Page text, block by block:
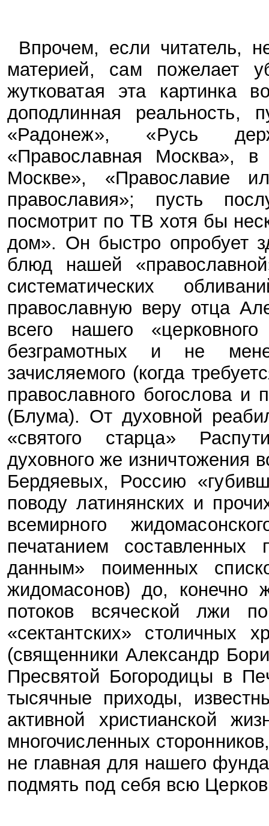
Впрочем, если читатель,
материей, сам пожелает
жутковатая эта картинка
доподлинная реальность,
«Радонеж», «Русь
«Православная Москва»,
Москве», «Православие
православия»; пусть
посмотрит по ТВ хотя бы
дом». Он быстро опробует
блюд нашей
систематических
православную веру отца
всего нашего
безграмотных и не
зачисляемого (когда
православного богослова и
(Блума). От духовной
«святого старца»
духовного же изничтожения
Бердяевых, Россию
поводу латинянских и
всемирного
печатанием составленных
данным» поименных
жидомасонов) до, конечно
потоков всяческой лжи
«сектантских»
(священники Александр
Пресвятой Богородицы в
тысячные приходы,
активной христианской
многочисленных
не главная для нашего
подмять под себя всю